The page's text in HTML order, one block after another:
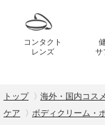
コンタクト
レンズ
サ
トップ 海外・国内コス
ケア
ボディクリーム・